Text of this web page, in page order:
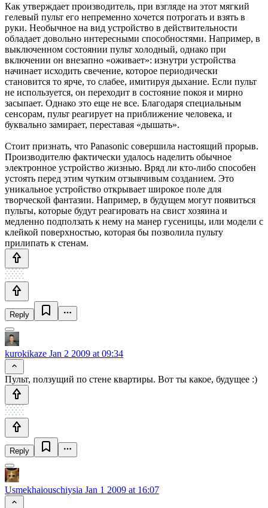
Как утверждает производитель, при взгляде на этот мягкий
гелевый пульт его непременно хочется потрогать и взять в
руки. Необычное на вид устройство в действительности
обладает довольно интересными способностями. Например, в
выключенном состоянии пульт холодный, однако при
включении он внезапно «оживает»: изнутри устройства
начинает исходить свечение, которое периодически
становится то ярче, то слабее, имитируя дыхание. Если пульт
не используется, он переходит в состояние покоя и мирно
засыпает. Однако это еще не все. Благодаря специальным
сенсорам, пульт реагирует на приближение человека, и
буквально замирает, переставая «дышать».
Стоит признать, что Panasonic совершила настоящий прорыв.
Производителю фактически удалось наделить обычное
электронное устройство жизнью. Вряд ли кто-либо способен
устоять перед этим чутким отзывчивым созданием. Это
уникальное устройство открывает широкое поле для
творческой фантазии. Например, в будущем могут появиться
пульты, которые будут реагировать на свист хозяина и
медленно подползать к нему на манер гусеницы, или модели с
клейкой поверхностью, которая бы позволила пульту
прилипать к стенам.
Reply
kurokikaze Jan 2 2009 at 09:34
Пульт, ползущий по стене квартиры. Вот ты какое, будущее :)
Reply
Usmekhaiouschiysia Jan 1 2009 at 16:07